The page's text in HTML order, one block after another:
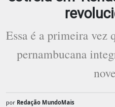
Essa é a primeira vez
pernambucana
por Redação MundoMais